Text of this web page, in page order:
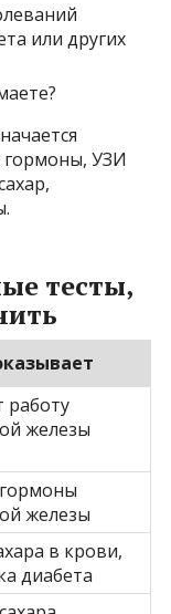
или других
гормоны, УЗИ
тесты,
работу
железы
железы
в крови,
диабета